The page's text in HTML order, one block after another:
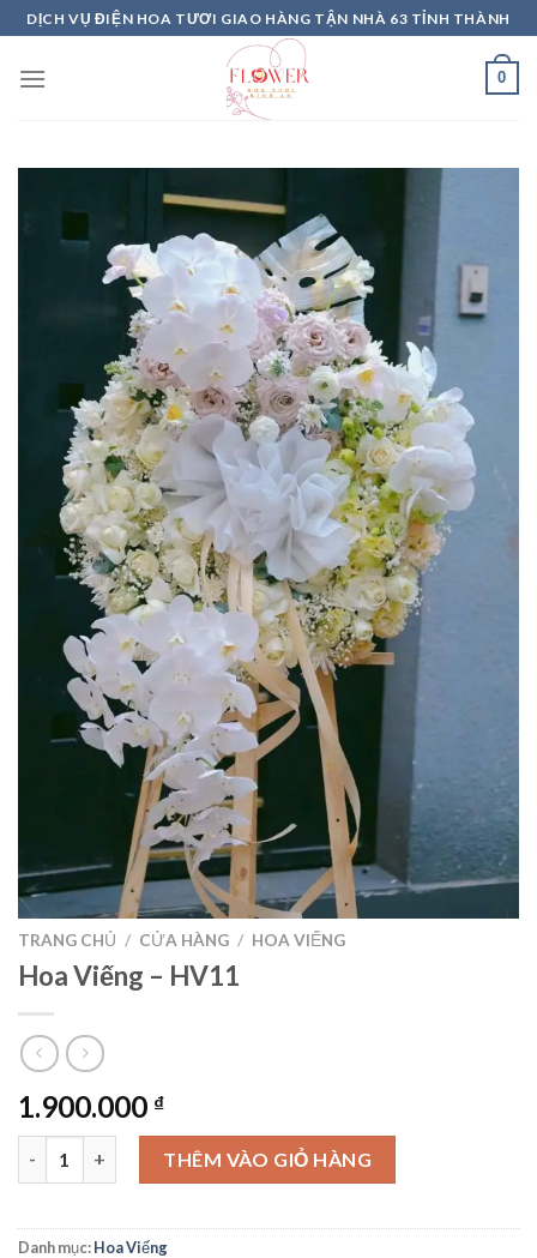
Skip
to
content
DỊCH VỤ ĐIỆN HOA TƯƠI GIAO HÀNG TẬN NHÀ 63 TỈNH THÀNH
0
TRANG CHỦ / CỬA HÀNG / HOA VIẾNG
Hoa Viếng – HV11
1.900.000 ₫
Hoa Viếng - HV11 số lượngTHÊM VÀO GIỎ HÀNG
Danh mục:Hoa Viếng